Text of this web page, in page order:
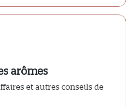
arômes
et autres conseils de